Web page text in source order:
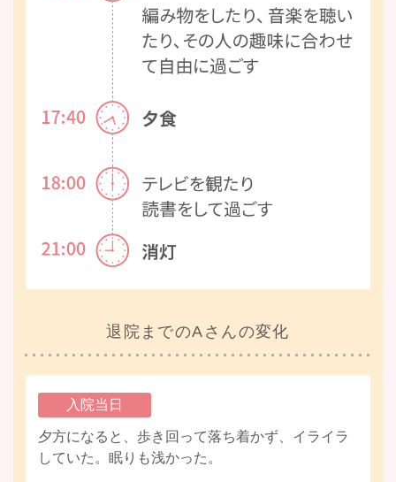
退院までのAさんの変化
入院当日
夕方になると、歩き回って落ち着かず、イライラ
していた。眠りも浅かった。